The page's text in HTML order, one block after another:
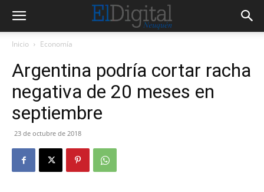
Inicio Economía
Argentina podría cortar racha
negativa de 20 meses en
septiembre
23 de octubre de 2018